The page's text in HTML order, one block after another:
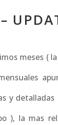
meses (
y
), la mas